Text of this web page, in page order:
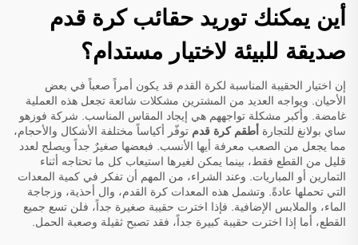
أين يمكنك توريد حقائب كرة قدم
صديقة للبيئة لاختيار مستدام؟
إن اختيار الحقيبة المناسبة لكرة القدم قد يكون أمراً صعباً في بعض
الأحيان. ويواجه العديد من المشترين مشكلات شائعة تجعل هذه العملية
غامضة. وأكبر مشكلة تواجههم هي إيجاد المقاس المناسب. شركة فوزهو
ساي بولانغ للتجارة أطقم كرة قدم توفّر أكياساً مختلفة الأشكال والأحجام،
مما يجعل من الصعب معرفة أيها الأنسب. فبعضها صغيرٌ جداً ويصلح لعدد
قليل من القطع فقط، بينما يمكن لغيرها استيعاب كل ما تحتاجه أثناء
التمارين أو المباريات. وعند الشراء، من المهم أن تفكر في كمية المعدات
التي تحملها عادةً. وتشمل هذه المعدات كرة القدم، وال أحذية، وزجاجة
الماء، والملابس الإضافية. فإذا اخترت حقيبة صغيرة جداً، فلن تسع جميع
القطع، أما إذا اخترت حقيبة كبيرة جداً، فقد تصبح ثقيلة وصعبة الحمل.